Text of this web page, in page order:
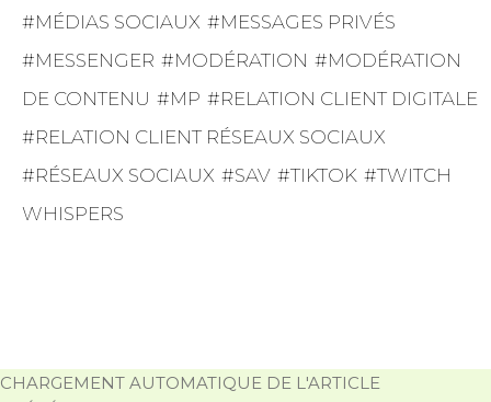
MÉDIAS SOCIAUX
MESSAGES PRIVÉS
MESSENGER
MODÉRATION
MODÉRATION
DE CONTENU
MP
RELATION CLIENT DIGITALE
RELATION CLIENT RÉSEAUX SOCIAUX
RÉSEAUX SOCIAUX
SAV TIKTOK
TWITCH
WHISPERS
CHARGEMENT AUTOMATIQUE DE L'ARTICLE